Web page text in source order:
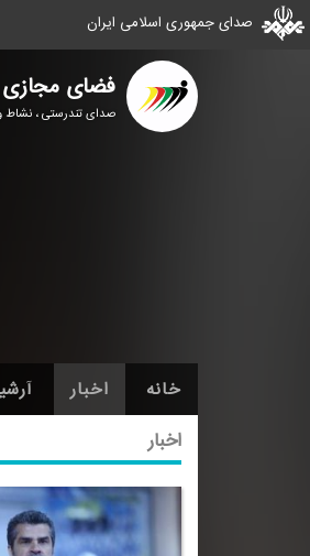
صدای جمهوری اسلامی ایران
فضای مجازی
صدای تندرستی ، نشاط
خانه اخبار
اخبار